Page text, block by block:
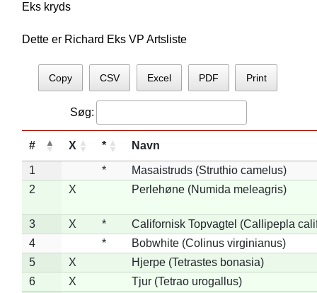
Eks kryds
Dette er Richard Eks VP Artsliste
Copy CSV Excel PDF Print
Søg:
# X * Navn
1 *
Masaistruds (Struthio camelus)
2
X Perlehøne (Numida meleagris)
3 X *
Californisk Topvagtel (Callipepla
4
*
Bobwhite (Colinus virginianus)
5
X
Hjerpe (Tetrastes bonasia)
6
X
Tjur (Tetrao urogallus)